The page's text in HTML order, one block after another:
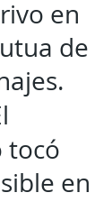
en
de
tocó
en